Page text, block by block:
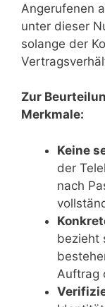
Angerufenen
unter dieser
solange der
Zur
Merkmale:
Keine
der
nach
bezieht
Auftrag